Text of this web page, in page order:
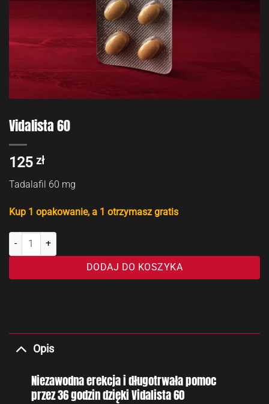
Vidalista 60
125 zł
Tadalafil 60 mg
Kup 1 opakowanie, a 1 otrzymasz gratis
ilość Vidalista 60
DODAJ DO KOSZYKA
Opis
Niezawodna erekcja i długotrwała pomoc
przez 36 godzin dzięki Vidalista 60